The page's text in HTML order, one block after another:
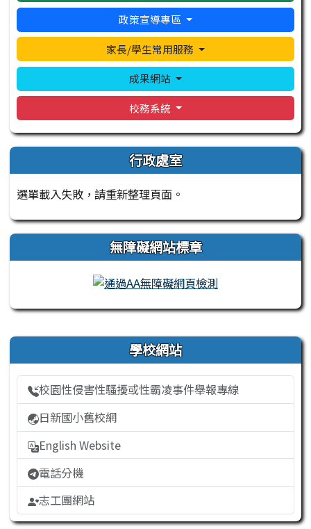
政策宣導專區
家長/學生常用服務
成果網站
校務系統
行政處室
選單載入失敗，請重新整理頁面。
無障礙網站標章
右邊區域內容 學校網站
校園性侵害性騷擾或性霸凌事件舉報專線
日新國小舊校網
English Website
電話分機
志工團網站